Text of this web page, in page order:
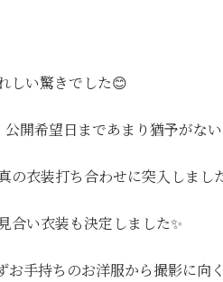
しい驚きでした😊
開希望日まであまり猶予がな
衣装打ち合わせに突入しました
合い衣装も決定しました✨
手持ちのお洋服から撮影に向